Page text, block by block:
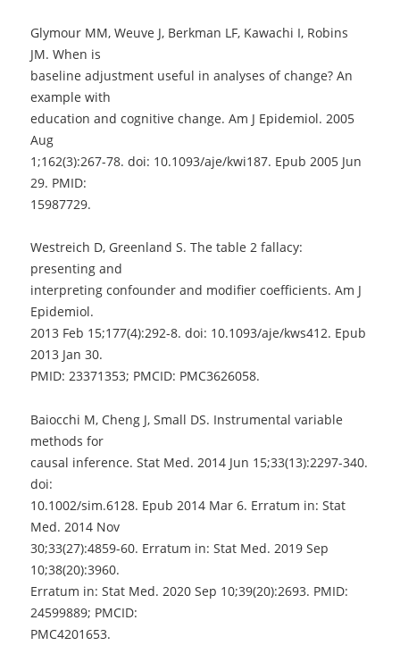
Glymour MM, Weuve J, Berkman LF, Kawachi I, Robins
JM. When is
baseline adjustment useful in analyses of change? An
example with
education and cognitive change. Am J Epidemiol. 2005
Aug
1;162(3):267-78. doi: 10.1093/aje/kwi187. Epub 2005 Jun
29. PMID:
15987729.
Westreich D, Greenland S. The table 2 fallacy:
presenting and
interpreting confounder and modifier coefficients. Am J
Epidemiol.
2013 Feb 15;177(4):292-8. doi: 10.1093/aje/kws412. Epub
2013 Jan 30.
PMID: 23371353; PMCID: PMC3626058.
Baiocchi M, Cheng J, Small DS. Instrumental variable
methods for
causal inference. Stat Med. 2014 Jun 15;33(13):2297-340.
doi:
10.1002/sim.6128. Epub 2014 Mar 6. Erratum in: Stat
Med. 2014 Nov
30;33(27):4859-60. Erratum in: Stat Med. 2019 Sep
10;38(20):3960.
Erratum in: Stat Med. 2020 Sep 10;39(20):2693. PMID:
24599889; PMCID:
PMC4201653.